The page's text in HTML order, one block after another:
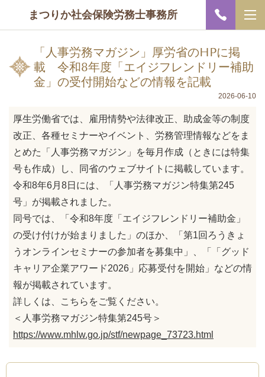
まつりか社会保険労務士事務所
「人事労務マガジン」厚労省のHPに掲
載 令和8年度「エイジフレンドリー補助
金」の受付開始などの情報を記載
2026-06-10
厚生労働省では、雇用情勢や法律改正、助成金等の制度
改正、各種セミナーやイベント、労務管理情報などをま
とめた「人事労務マガジン」を毎月作成（ときには特集
号も作成）し、同省のウェブサイトに掲載しています。
令和8年6月8日には、「人事労務マガジン特集第245
号」が掲載されました。
同号では、「令和8年度「エイジフレンドリー補助金」
の受け付けが始まりました」のほか、「第1回ろうきょ
うオンラインセミナーの参加者を募集中」、「「グッド
キャリア企業アワード2026」応募受付を開始」などの情
報が掲載されています。
詳しくは、こちらをご覧ください。
＜人事労務マガジン特集第245号＞
https://www.mhlw.go.jp/stf/newpage_73723.html